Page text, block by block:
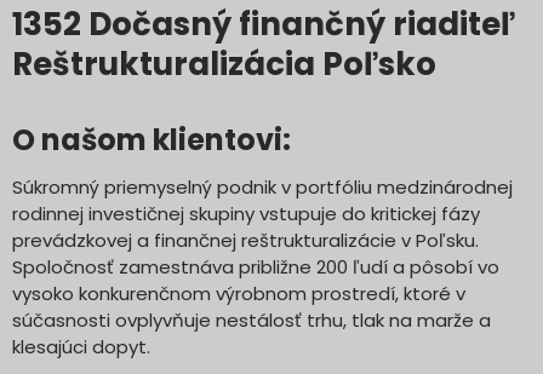
1352 Dočasný finančný riaditeľ
Reštrukturalizácia Poľsko
O našom klientovi:
Súkromný priemyselný podnik v portfóliu medzinárodnej
rodinnej investičnej skupiny vstupuje do kritickej fázy
prevádzkovej a finančnej reštrukturalizácie v Poľsku.
Spoločnosť zamestnáva približne 200 ľudí a pôsobí vo
vysoko konkurenčnom výrobnom prostredí, ktoré v
súčasnosti ovplyvňuje nestálosť trhu, tlak na marže a
klesajúci dopyt.